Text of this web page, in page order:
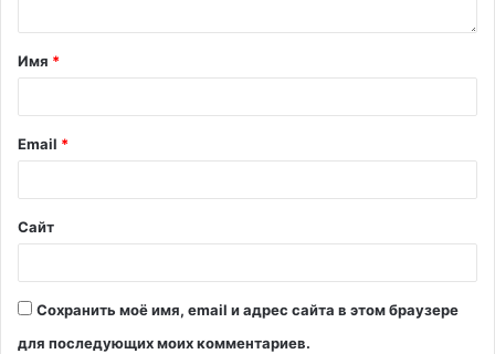
Имя *
Email *
Сайт
Сохранить моё имя, email и адрес сайта в этом браузере
для последующих моих комментариев.